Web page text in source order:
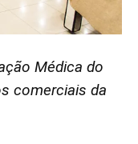
Médica do
comerciais da